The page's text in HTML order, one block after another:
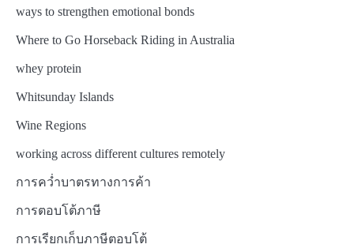
ways to strengthen emotional bonds
Where to Go Horseback Riding in Australia
whey protein
Whitsunday Islands
Wine Regions
working across different cultures remotely
การคว่ำบาตรทางการค้า
การตอบโต้ภาษี
การเรียกเก็บภาษีตอบโต้